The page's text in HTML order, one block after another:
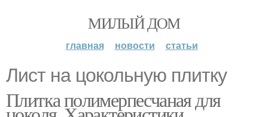
МИЛЫЙ ДОМ
главная новости статьи
Лист на цокольную плитку
Плитка полимерпесчаная для